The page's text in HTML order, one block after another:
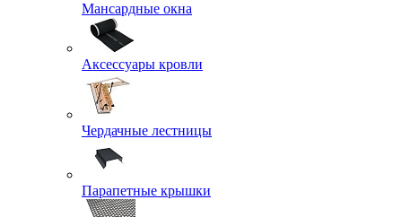
Мансардные окна
Аксессуары кровли
Чердачные лестницы
Парапетные крышки